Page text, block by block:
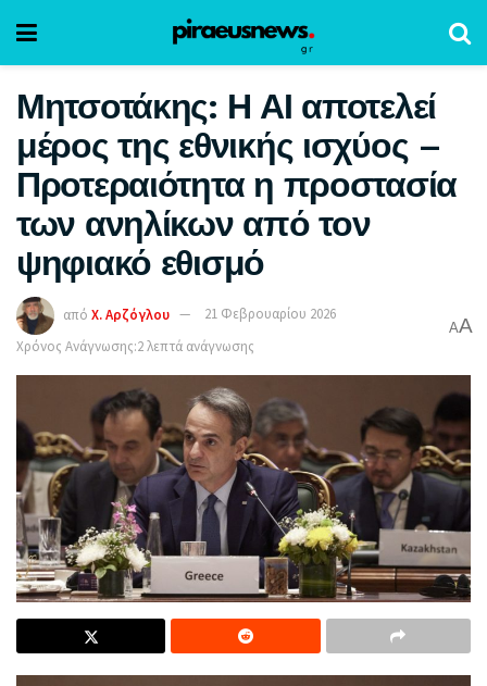
Μητσοτάκης: Η ΑΙ αποτελεί
μέρος της εθνικής ισχύος –
Προτεραιότητα η προστασία
των ανηλίκων από τον
ψηφιακό εθισμό
από Χ. Αρζόγλου
21 Φεβρουαρίου 2026
Χρόνος Ανάγνωσης:2 λεπτά ανάγνωσης
AA